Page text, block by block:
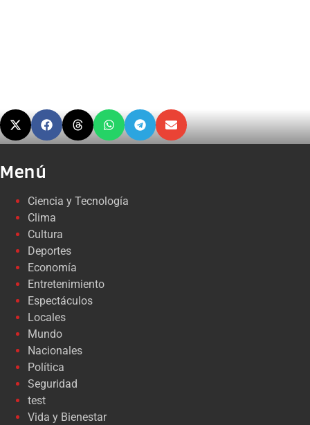
Menú
Ciencia y Tecnología
Clima
Cultura
Deportes
Economía
Entretenimiento
Espectáculos
Locales
Mundo
Nacionales
Política
Seguridad
test
Vida y Bienestar